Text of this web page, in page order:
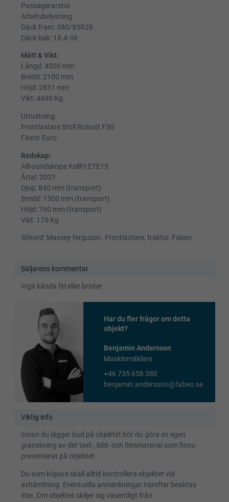
Passagerarstol
Arbetsbelysning
Däck fram: 380/85R28
Däck bak: 18.4-38
Mått & Vikt:
Längd: 4500 mm
Bredd: 2100 mm
Höjd: 2831 mm
Vikt: 4490 Kg
Utrustning:
Frontlastare Stoll Robust F30
Fäste: Euro
Redskap:
Allroundskopa Kellfri ETE15
Årtal: 2021
Djup: 840 mm (transport)
Bredd: 1500 mm (transport)
Höjd: 760 mm (transport)
Vikt: 170 Kg
Sökord: Massey ferguson. Frontlastare, traktor, Fabeo
Säljarens kommentar
Inga kända fel eller brister
Har du fler frågor om detta
objekt?
Benjamin Andersson
Maskinmäklare
+46 735 658 380
benjamin.andersson@fabeo.se
Viktig info
Innan du lägger bud på objektet bör du göra en egen
granskning av det text-, bild- och filmmaterial som finns
presenterat på objektet.
Du som köpare skall alltid kontrollera objektet vid
avhämtning. Eventuella anmärkningar härefter beaktas
inte. Om objektet skiljer sig väsentligt från